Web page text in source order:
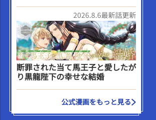
2026.8.6最新話更新
断罪された当て馬王子と愛したが
り黒龍陛下の幸せな結婚
公式漫画をもっと見る